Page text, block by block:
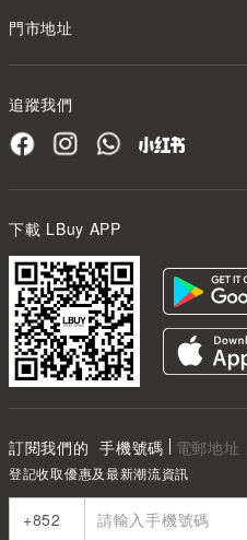
門市地址
追蹤我們
下載 LBuy APP
訂閱我們的 手機號碼 電郵地址
登記收取優惠及最新潮流資訊